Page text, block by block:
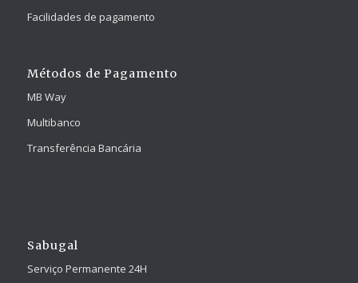
Facilidades de pagamento
Métodos de Pagamento
MB Way
Multibanco
Transferência Bancária
Sabugal
Serviço Permanente 24H